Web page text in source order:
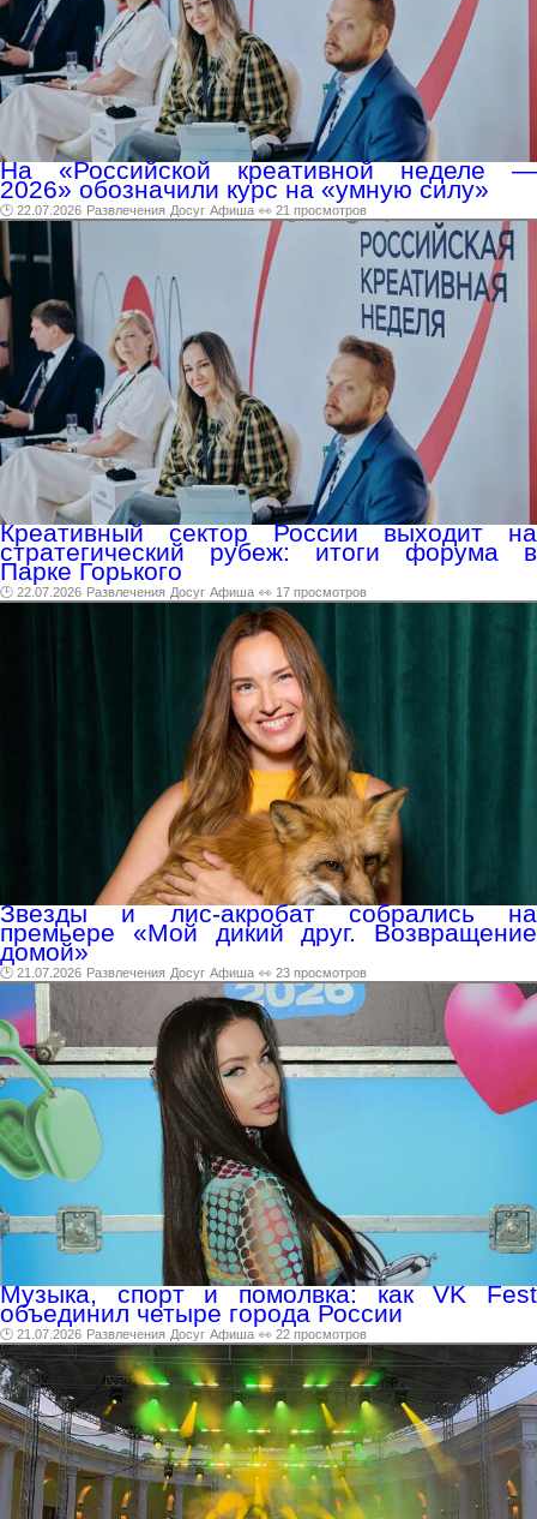
На «Российской креативной неделе —
2026» обозначили курс на «умную силу»
🕑 22.07.2026 Развлечения Досуг Афиша 👀 21 просмотров
Креативный сектор России выходит на
стратегический рубеж: итоги форума в
Парке Горького
🕑 22.07.2026 Развлечения Досуг Афиша 👀 17 просмотров
Звезды и лис-акробат собрались на
премьере «Мой дикий друг. Возвращение
домой»
🕑 21.07.2026 Развлечения Досуг Афиша 👀 23 просмотров
Музыка, спорт и помолвка: как VK Fest
объединил четыре города России
🕑 21.07.2026 Развлечения Досуг Афиша 👀 22 просмотров